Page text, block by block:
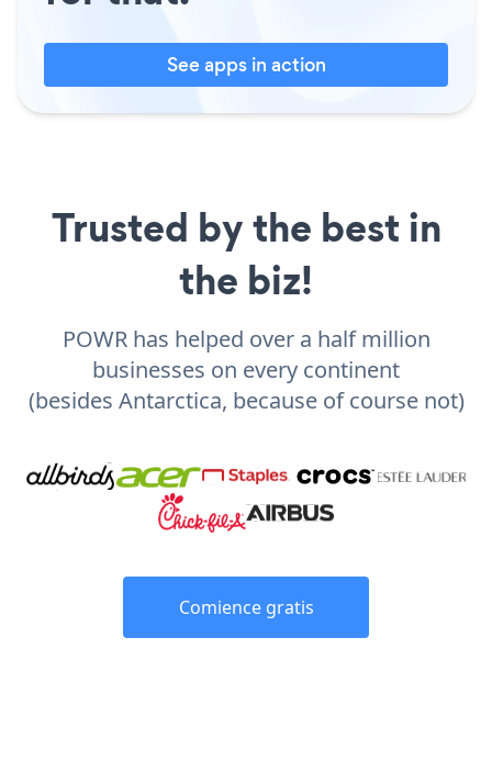
See apps in action
Trusted by the best in
the biz!
POWR has helped over a half million
businesses on every continent
(besides Antarctica, because of course not)
Comience gratis